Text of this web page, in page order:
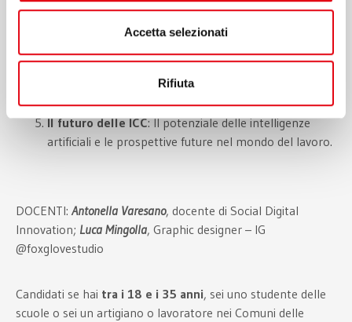
Accetta selezionati
Rifiuta
Progettazioni creative: Esplora living lab e
innovazione sociale del digitale.
Arte, creatività etecnologia: Analisi dei principali casi
Il futuro delle ICC: Il potenziale delle intelligenze
artificiali e le prospettive future nel mondo del lavoro.
DOCENTI:Antonella Varesano, docente di Social Digital
Innovation; Luca Mingolla, Graphic designer – IG
@foxglovestudio
Candidati se hai tra i 18 e i 35 anni, sei uno studente delle
scuole o sei un artigiano o lavoratore nei Comuni delle